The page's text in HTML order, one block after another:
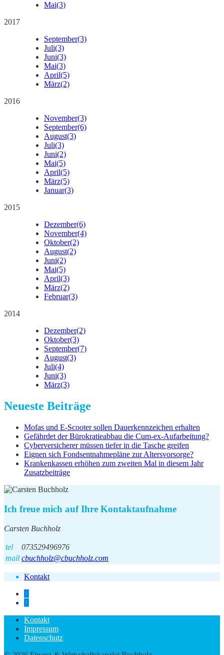
Mai(3)
2017
September(3)
Juli(3)
Juni(3)
Mai(3)
April(5)
März(2)
2016
November(3)
September(6)
August(3)
Juli(3)
Juni(2)
Mai(5)
April(5)
März(5)
Januar(3)
2015
Dezember(6)
November(4)
Oktober(2)
August(2)
Juni(2)
Mai(5)
April(3)
März(2)
Februar(3)
2014
Dezember(2)
Oktober(3)
September(7)
August(3)
Juli(4)
Juni(3)
März(3)
Neueste Beiträge
Mofas und E-Scooter sollen Dauerkennzeichen erhalten
Gefährdet der Bürokratieabbau die Cum-ex-Aufarbeitung?
Cyberversicherer müssen tiefer in die Tasche greifen
Eignen sich Fondsentnahmepläne zur Altersvorsorge?
Krankenkassen erhöhen zum zweiten Mal in diesem Jahr
Zusatzbeiträge
Ich freue mich auf Ihre Kontaktaufnahme
Carsten Buchholz
tel
073529496976
mail cbuchholz@cbuchholz.com
Kontakt
Kontakt
Impressum
Datenschutz